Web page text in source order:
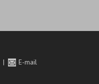
E-mail